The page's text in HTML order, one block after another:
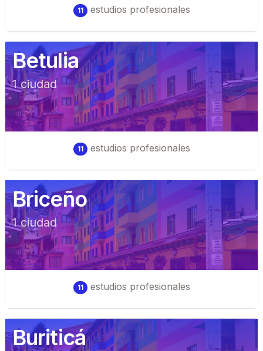
11 estudios profesionales
Betulia
1ciudad
11 estudios profesionales
Briceño
1ciudad
11 estudios profesionales
Buriticá